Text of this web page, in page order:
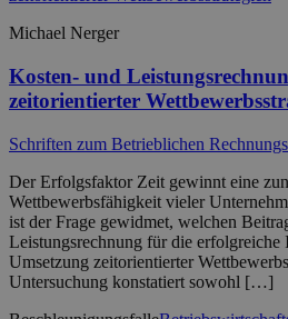
Michael Nerger
Kosten- und
zeitorientierter
Schriften zum Betrieblichen
Der Erfolgsfaktor Zeit gewinnt eine
Wettbewerbsfähigkeit vieler
ist der Frage gewidmet, welchen
Leistungsrechnung für die erfolgreiche
Umsetzung zeitorientierter
Untersuchung konstatiert sowohl […]